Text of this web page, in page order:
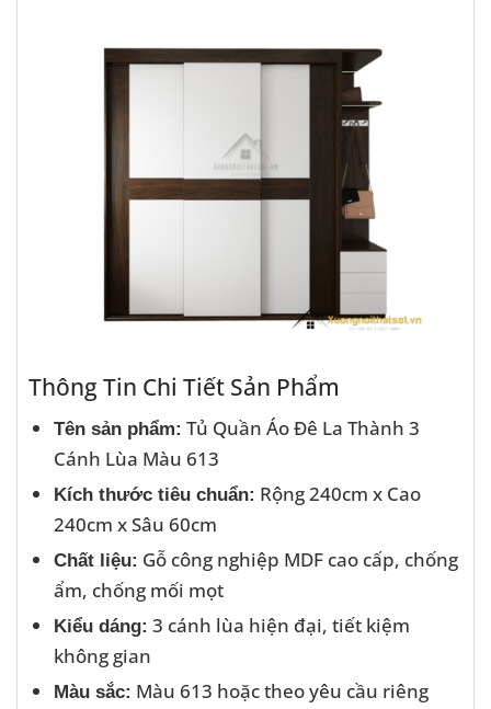
Thông Tin Chi Tiết Sản Phẩm
Tên sản phẩm: Tủ Quần Áo Đê La Thành 3
Cánh Lùa Màu 613
Kích thước tiêu chuẩn: Rộng 240cm x Cao
240cm x Sâu 60cm
Chất liệu: Gỗ công nghiệp MDF cao cấp, chống
ẩm, chống mối mọt
Kiểu dáng: 3 cánh lùa hiện đại, tiết kiệm
không gian
Màu sắc: Màu 613 hoặc theo yêu cầu riêng